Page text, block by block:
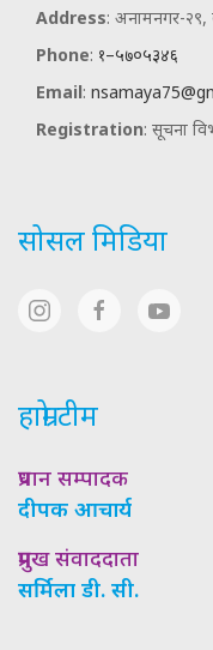
Address: अनामनगर-२९,
Phone: १–५७०५३४६
Email:
Registration: सूचना
सोसल मिडिया
हाम्रो टीम
प्रधान सम्पादक
दीपक आचार्य
प्रमुख संवाददाता
सर्मिला डी. सी.